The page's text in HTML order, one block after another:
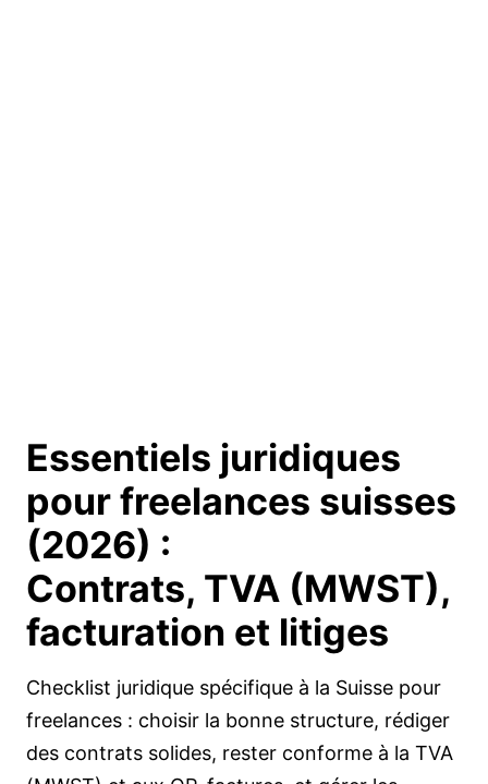
Essentiels juridiques
pour freelances suisses
(2026) :
Contrats, TVA (MWST),
facturation et litiges
Checklist juridique spécifique à la Suisse pour
freelances : choisir la bonne structure, rédiger
des contrats solides, rester conforme à la TVA